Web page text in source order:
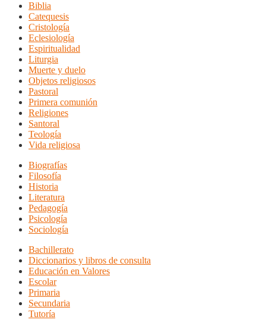
Biblia
Catequesis
Cristología
Eclesiología
Espiritualidad
Liturgia
Muerte y duelo
Objetos religiosos
Pastoral
Primera comunión
Religiones
Santoral
Teología
Vida religiosa
Biografías
Filosofía
Historia
Literatura
Pedagogía
Psicología
Sociología
Bachillerato
Diccionarios y libros de consulta
Educación en Valores
Escolar
Primaria
Secundaria
Tutoría